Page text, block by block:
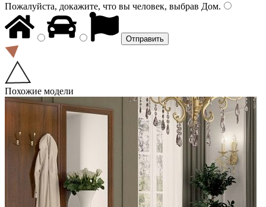
Пожалуйста, докажите, что вы человек, выбрав Дом.
Похожие модели